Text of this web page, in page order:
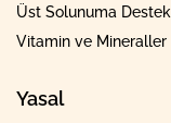
Üst Solunuma Destek
Vitamin ve Mineraller
Yasal